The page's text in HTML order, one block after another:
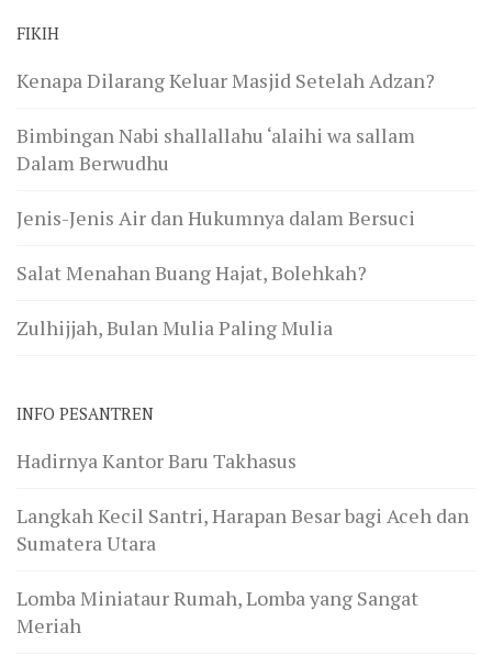
FIKIH
Kenapa Dilarang Keluar Masjid Setelah Adzan?
Bimbingan Nabi shallallahu ‘alaihi wa sallam
Dalam Berwudhu
Jenis-Jenis Air dan Hukumnya dalam Bersuci
Salat Menahan Buang Hajat, Bolehkah?
Zulhijjah, Bulan Mulia Paling Mulia
INFO PESANTREN
Hadirnya Kantor Baru Takhasus
Langkah Kecil Santri, Harapan Besar bagi Aceh dan
Sumatera Utara
Lomba Miniataur Rumah, Lomba yang Sangat
Meriah